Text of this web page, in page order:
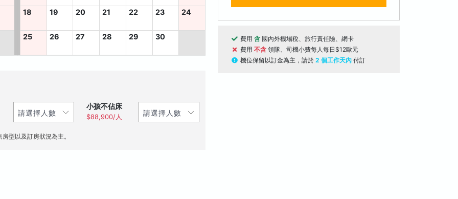
18 19 20 21 22 23 24
25 26 27 28 29 30
小孩不佔床
$88,900/人
型以及訂房狀況為主。
費用 含 國內外機場稅、旅行責任險、網卡
費用 不含 領隊、司機小費每人每日$12歐元
機位保留以訂金為主，請於 2 個工作天內 付訂